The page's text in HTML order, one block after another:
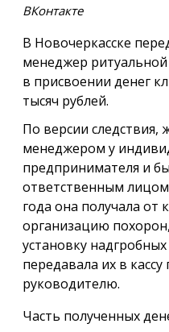
ВКонтакте
В Новочеркасске
менеджер
в присвоении денег
тысяч рублей.
По версии следствия,
менеджером у
предпринимателя и
ответственным
года она получала от
организацию
установку
передавала их в
руководителю.
Часть полученных